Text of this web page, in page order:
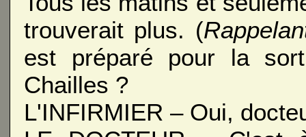
trouverait plus. (
est préparé pour la
Chailles ?
L'INFIRMIER – Oui,